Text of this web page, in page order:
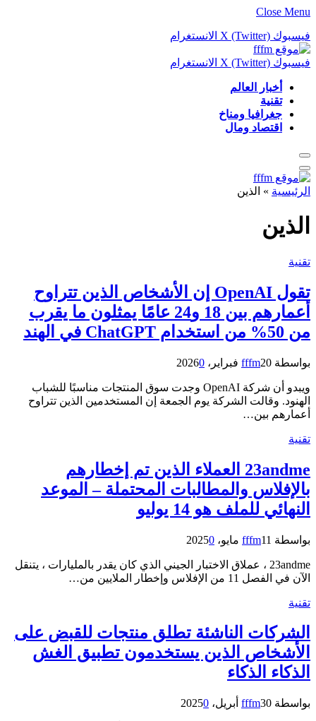
Close Menu
فيسبوك X (Twitter) الانستغرام
فيسبوك X (Twitter) الانستغرام
أخبار العالم
تقنية
جغرافيا ومناخ
اقتصاد ومال
الرئيسية»الذين
الذين
تقنية
تقول OpenAI إن الأشخاص الذين تتراوح
أعمارهم بين 18 و24 عامًا يمثلون ما يقرب
من 50% من استخدام ChatGPT في الهند
بواسطة fffm20 فبراير، 2026 0
ويبدو أن شركة OpenAI وجدت سوق المنتجات مناسبًا للشباب
الهنود. وقالت الشركة يوم الجمعة إن المستخدمين الذين تتراوح
أعمارهم بين…
تقنية
23andme العملاء الذين تم إخطارهم
بالإفلاس والمطالبات المحتملة – الموعد
النهائي للملف هو 14 يوليو
بواسطة fffm11 مايو، 2025 0
23andme ، عملاق الاختبار الجيني الذي كان يقدر بالمليارات ، يتنقل
الآن في الفصل 11 من الإفلاس وإخطار الملايين من…
تقنية
الشركات الناشئة تطلق منتجات للقبض على
الأشخاص الذين يستخدمون تطبيق الغش
الذكاء الذكاء
بواسطة fffm30 أبريل، 2025 0